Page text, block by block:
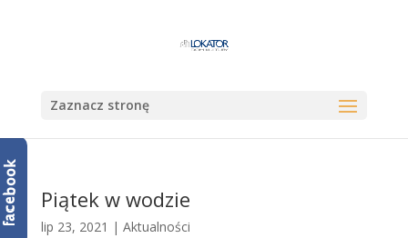
Zaznacz stronę
Piątek w wodzie
lip 23, 2021 | Aktualności